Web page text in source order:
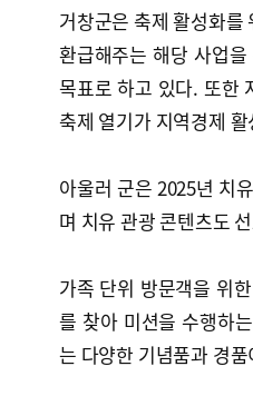
거창군은 축제 활성화를
환급해주는 해당 사업
목표로 하고 있다. 또한
축제 열기가 지역경제
아울러 군은 2025년 치
며 치유 관광 콘텐츠도
가족 단위 방문객을 위
를 찾아 미션을 수행하
는 다양한 기념품과 경